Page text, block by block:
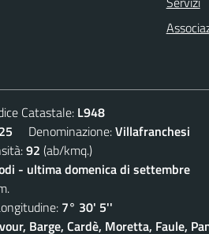
Catastale: L948
Denominazione:Villafranchesi
92 (ab/kmq.)
- ultima domenica di settembre
7° 30' 5''
Barge, Cardè, Moretta, Faule,